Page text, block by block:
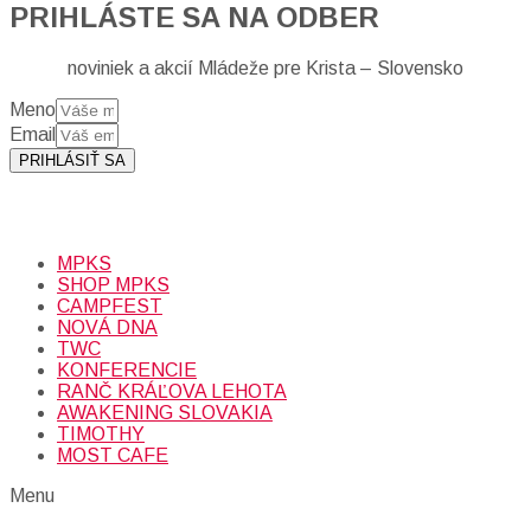
PRIHLÁSTE SA NA ODBER
noviniek a akcií Mládeže pre Krista – Slovensko
Meno
Email
PRIHLÁSIŤ SA
MPKS
SHOP MPKS
CAMPFEST
NOVÁ DNA
TWC
KONFERENCIE
RANČ KRÁĽOVA LEHOTA
AWAKENING SLOVAKIA
TIMOTHY
MOST CAFE
Menu